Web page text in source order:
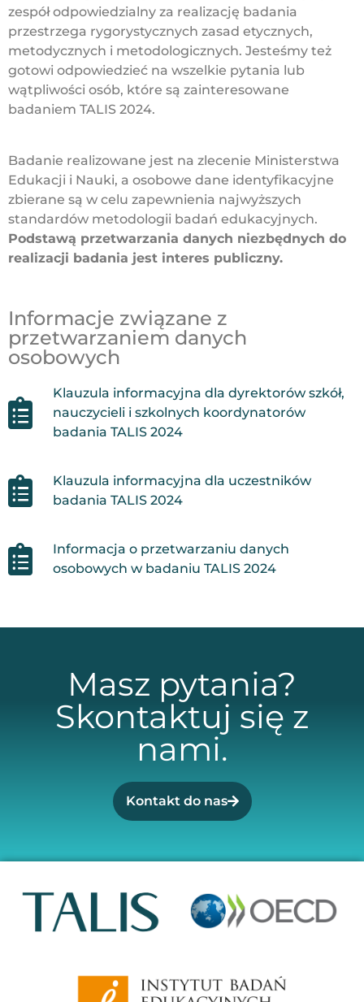
zespół odpowiedzialny za realizację badania
przestrzega rygorystycznych zasad etycznych,
metodycznych i metodologicznych. Jesteśmy też
gotowi odpowiedzieć na wszelkie pytania lub
wątpliwości osób, które są zainteresowane
badaniem TALIS 2024.
Badanie realizowane jest na zlecenie Ministerstwa
Edukacji i Nauki, a osobowe dane identyfikacyjne
zbierane są w celu zapewnienia najwyższych
standardów metodologii badań edukacyjnych.
Podstawą przetwarzania danych niezbędnych do
realizacji badania jest interes publiczny.
Informacje związane z
przetwarzaniem danych
osobowych
Klauzula informacyjna dla dyrektorów szkół,
nauczycieli i szkolnych koordynatorów
badania TALIS 2024
Klauzula informacyjna dla uczestników
badania TALIS 2024
Informacja o przetwarzaniu danych
osobowych w badaniu TALIS 2024
Masz pytania?
Skontaktuj się z
nami.
Kontakt do nas